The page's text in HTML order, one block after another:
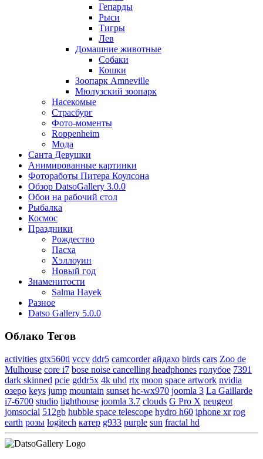
Гепарды
Рыси
Тигры
Лев
Домашние животные
Собаки
Кошки
Зоопарк Amneville
Мюлузский зоопарк
Насекомые
Страсбург
Фото-моменты
Roppenheim
Мода
Санта Девушки
Aнимированные картинки
Фотоработы Питера Коулсона
Обзор DatsoGallery 3.0.0
Обои на рабочий стол
Рыбалка
Космос
Праздники
Рождество
Пасха
Хэллоуин
Новый год
Знаменитости
Salma Hayek
Разное
Datso Gallery 5.0.0
Облако Тегов
activities gtx560ti vccv ddr5 camcorder айдахо birds cars Zoo de
Mulhouse core i7 bose noise cancelling headphones голубое 7391
dark skinned pcie gddr5x 4k uhd rtx moon space artwork nvidia
озеро keys jump mountain sunset hc-wx970 joomla 3 La Gaillarde
i7-6700 studio lighthouse joomla 3.7 clouds G Pro X peugeot
jomsocial 512gb hubble space telescope hydro h60 iphone xr rog
earth розы logitech катер g933 purple sun fractal hd